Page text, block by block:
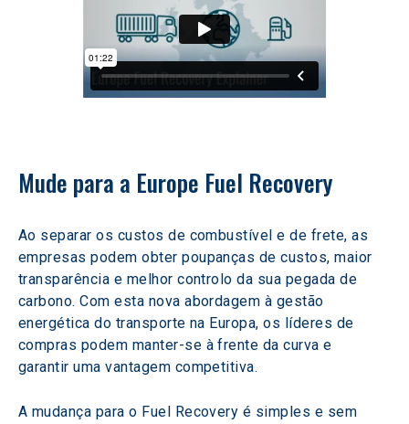
Mude para a Europe Fuel Recovery
Ao separar os custos de combustível e de frete, as
empresas podem obter poupanças de custos, maior
transparência e melhor controlo da sua pegada de
carbono. Com esta nova abordagem à gestão
energética do transporte na Europa, os líderes de
compras podem manter-se à frente da curva e
garantir uma vantagem competitiva.
A mudança para o Fuel Recovery é simples e sem